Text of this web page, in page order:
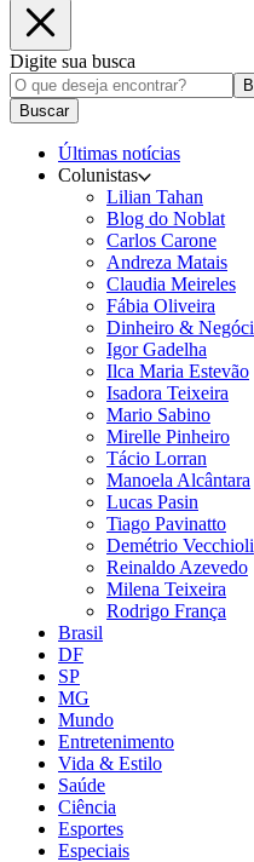
Digite sua busca
Buscar
Últimas notícias
Colunistas
Lilian Tahan
Blog do Noblat
Carlos Carone
Andreza Matais
Claudia Meireles
Fábia Oliveira
Dinheiro &
Igor Gadelha
Ilca Maria Estevão
Isadora Teixeira
Mario Sabino
Mirelle Pinheiro
Tácio Lorran
Manoela Alcântara
Lucas Pasin
Tiago Pavinatto
Demétrio Vecchioli
Reinaldo Azevedo
Milena Teixeira
Rodrigo França
Brasil
DF
SP
MG
Mundo
Entretenimento
Vida & Estilo
Saúde
Ciência
Esportes
Especiais